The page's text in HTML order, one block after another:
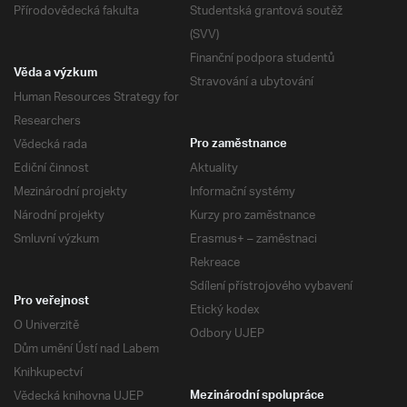
Přírodovědecká fakulta
Studentská grantová soutěž
(SVV)
Finanční podpora studentů
Stravování a ubytování
Věda a výzkum
Human Resources Strategy for
Researchers
Vědecká rada
Ediční činnost
Mezinárodní projekty
Národní projekty
Smluvní výzkum
Pro zaměstnance
Aktuality
Informační systémy
Kurzy pro zaměstnance
Erasmus+ – zaměstnaci
Rekreace
Sdílení přístrojového vybavení
Etický kodex
Odbory UJEP
Pro veřejnost
O Univerzitě
Dům umění Ústí nad Labem
Knihkupectví
Vědecká knihovna UJEP
Mezinárodní spolupráce